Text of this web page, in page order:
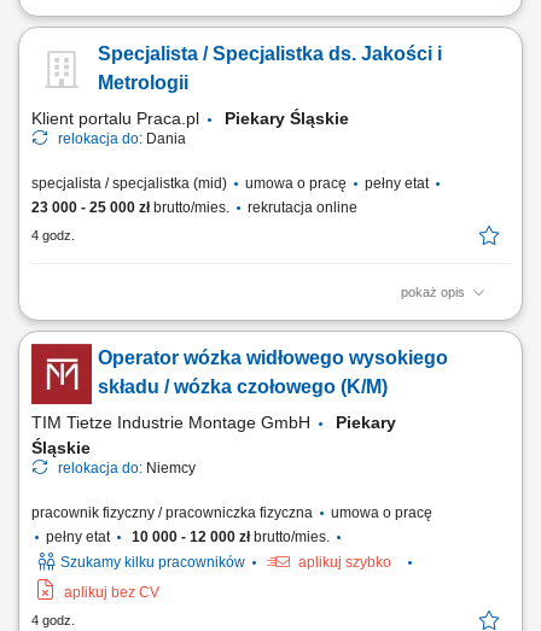
Zakres obowiązków montaż bram przemysłowych, montaż systemów
praca zgodnie z dokumentacją techniczną, dbanie o jakość wykonania i
porządek na miejscu pracy.
Specjalista / Specjalistka ds. Jakości i
Metrologii
Klient portalu Praca.pl Piekary Śląskie
relokacja do: Dania
specjalista / specjalistka (mid) umowa o pracę
pełny etat
23 000 - 25 000 złbrutto/mies. rekrutacja online
4 godz.
pokaż opis
Realizacja pomiarów detali i narzędzi przy wykorzystaniu
nowoczesnych systemów metrologicznych. Programowanie i obsługa
maszyn współrzędnościowych oraz analiza uzyskanych wyników.
Przygotowywanie raportów jakościowych i dokumentacji kontrolnej.
Współpraca z działami produkcyjnymi w...
Operator wózka widłowego wysokiego
składu / wózka czołowego (K/M)
TIM Tietze Industrie Montage GmbH
Piekary
Śląskie
relokacja do: Niemcy
pracownik fizyczny / pracowniczka fizyczna
umowa o pracę
pełny etat
10 000 - 12 000 złbrutto/mies.
Szukamy kilku pracowników
aplikuj szybko
aplikuj bez CV
4 godz.